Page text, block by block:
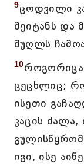
9ცოდვილი
შეიტანს და
შუღლს
10
ცეცხლიც;
ისეთი
კაცის ძალა,
იგი, ისე